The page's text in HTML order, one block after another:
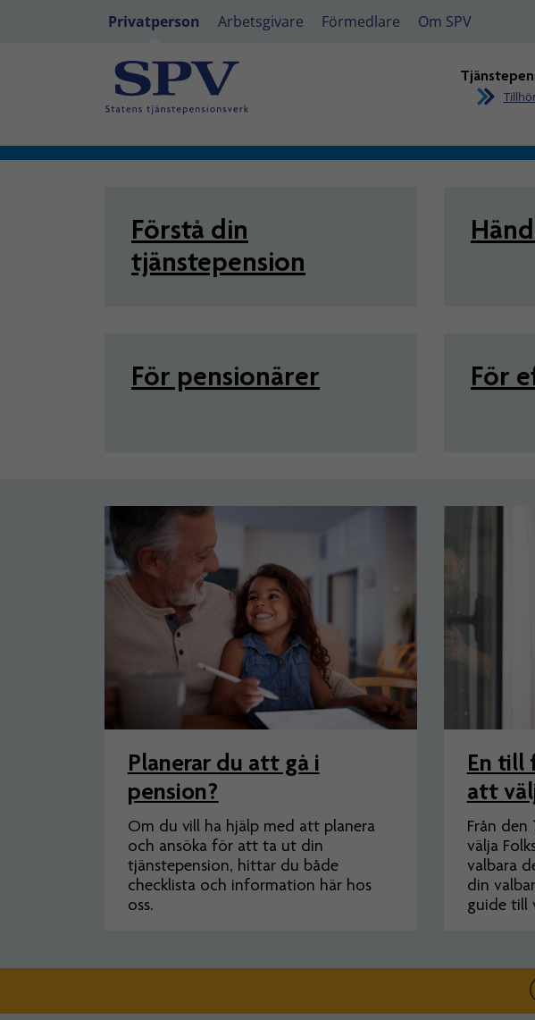
Privatperson Arbetsgivare Förmedlare Om SPV
Privatperson - Tjänstepension från
Förstå din
tjänstepension
För pensionärer För
Artiklar
Planerar du att gå i
pension?
Om du vill ha hjälp med att planera
och ansöka för att ta ut din
tjänstepension, hittar du både
checklista och information här hos
oss.
En till
att
Från den
välja
valbara
din
guide till